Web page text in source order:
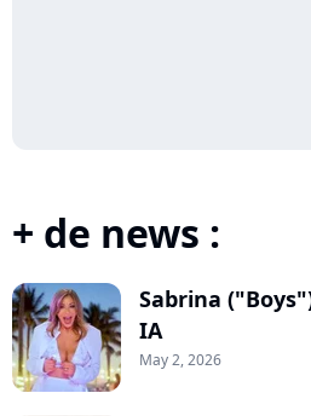
+ de news :
Sabrina
IA
May 2, 2026